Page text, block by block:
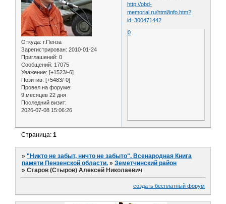
Откуда: г.Пенза
Зарегистрирован: 2010-01-24
Приглашений: 0
Сообщений: 17075
Уважение: [+1523/-6]
Позитив: [+5483/-0]
Провел на форуме:
9 месяцев 22 дня
Последний визит:
2026-07-08 15:06:26
http://obd-
memorial.ru/html/info.htm?
id=300471442
0
Страница:1
»"Никто не забыт, ничто не забыто". Всенародная Книга
памяти Пензенской области. »Земетчинский район
»Старов (Стыров) Алексей Николаевич
создать бесплатный форум